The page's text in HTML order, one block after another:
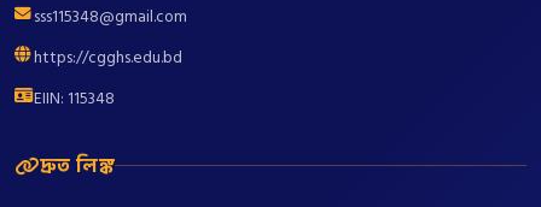
sss115348@gmail.com
https://cgghs.edu.bd
EIIN: 115348
দ্রুত লিঙ্ক